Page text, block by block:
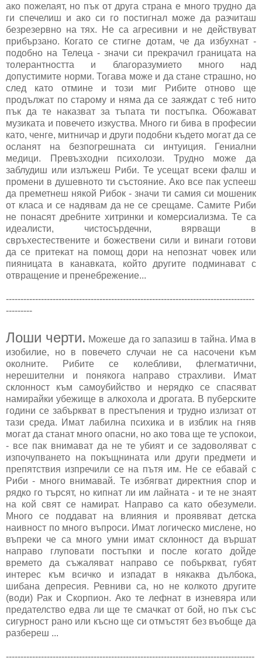
ако пожелаят, но пък от друга страна е много трудно да
ги спечелиш и ако си го постигнал може да разчиташ
безрезервно на тях. Не са агресивни и не действуват
прибързано. Когато се стигне дотам, че да избухнат -
подобно на Телеца - значи си прекрачил границата на
толерантността и благоразумието много над
допустимите норми. Тогава може и да стане страшно, но
след като отмине и този миг Рибите отново ще
продължат по старому и няма да се заяждат с теб нито
пък да те наказват за тъпата ти постъпка. Обожават
музиката и повечето изкуства. Много ги бива в професии
като, ченге, митничар и други подобни където могат да се
осланят на безпогрешната си интуиция. Гениални
медици. Превъзходни психолози. Трудно може да
заблудиш или излъжеш Риби. Те усещат всеки фалш и
промени в душевното ти състояние. Ако все пак успееш
да преметнеш някой Рибок - значи ти самия си мошеник
от класа и се надявам да не се срещаме. Самите Риби
не понасят дребните хитринки и комерсиализма. Те са
идеалисти, чистосърдечни, вярващи в
свръхестествените и божествени сили и винаги готови
да се притекат на помощ дори на непознат човек или
пияницата в канавката, който другите подминават с
отвращение и пренебрежение...
-------------------------------------------------------------------------------------
---------
Лоши черти. Можеше да го запазиш в тайна. Има в
изобилие, но в повечето случаи не са насочени към
околните. Рибите се колебливи, флегматични,
нерешителни и понякога направо страхливи. Имат
склонност към самоубийство и нерядко се спасяват
намирайки убежище в алкохола и дрогата. В пуберските
години се забъркват в престъпения и трудно излизат от
тази среда. Имат лабилна психика и в изблик на гняв
могат да станат много опасни, но ако това ще те успокои,
- все пак внимават да не те убият и се задоволяват с
изпочупването на покъщнината или други предмети и
препятствия изпречили се на пътя им. Не се ебавай с
Риби - много внимавай. Те избягват директния спор и
рядко го търсят, но кипнат ли им лайната - и те не знаят
на кой свят се намират. Направо са като обезумели.
Много се поддават на влияния и проявяват детска
наивност по много въпроси. Имат логическо мислене, но
въпреки че са много умни имат склонност да вършат
направо глуповати постъпки и после когато дойде
времето да съжаляват направо се побъркват, губят
интерес към всичко и изпадат в някаква дълбока,
шибана депресия. Ревниви са, но не колкото другите
(води) Рак и Скорпион. Ако те лефнат в изневяра или
предателство едва ли ще те смачкат от бой, но пък със
сигурност рано или късно ще си отмъстят без въобще да
разбереш ...
-------------------------------------------------------------------------------------